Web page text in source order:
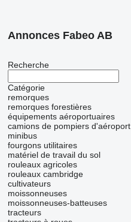
Annonces Fabeo AB
Recherche
Catégorie
remorques
remorques forestières
équipements aéroportuaires
camions de pompiers d'aéroport
minibus
fourgons utilitaires
matériel de travail du sol
rouleaux agricoles
rouleaux cambridge
cultivateurs
moissonneuses
moissonneuses-batteuses
tracteurs